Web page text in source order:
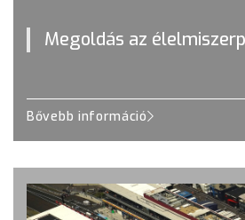
Megoldás az
Bővebb információ